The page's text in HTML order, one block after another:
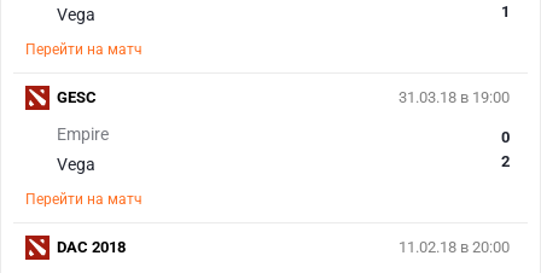
Vega
1
Перейти на матч
31.03.18 в 19:00
Empire
Vega
0
2
Перейти на матч
GESC
11.02.18 в 20:00
DAC 2018